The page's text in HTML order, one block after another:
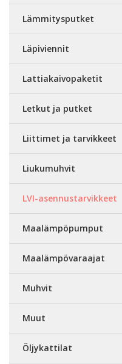
Lämmitysputket
Läpiviennit
Lattiakaivopaketit
Letkut ja putket
Liittimet ja tarvikkeet
Liukumuhvit
LVI-asennustarvikkeet
Maalämpöpumput
Maalämpövaraajat
Muhvit
Muut
Öljykattilat